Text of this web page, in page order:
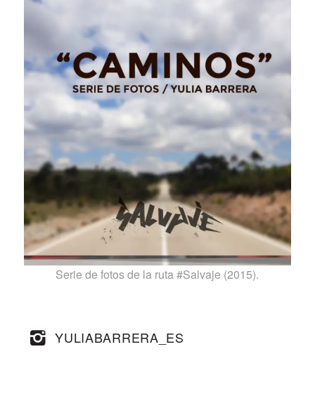
Serie de fotos de la ruta #Salvaje (2015).
YULIABARRERA_ES